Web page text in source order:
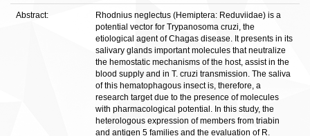
Abstract:
Rhodnius neglectus (Hemiptera: Reduviidae) is a
potential vector for Trypanosoma cruzi, the
etiological agent of Chagas disease. It presents in its
salivary glands important molecules that neutralize
the hemostatic mechanisms of the host, assist in the
blood supply and in T. cruzi transmission. The saliva
of this hematophagous insect is, therefore, a
research target due to the presence of molecules
with pharmacological potential. In this study, the
heterologous expression of members from triabin
and antigen 5 families and the evaluation of R.